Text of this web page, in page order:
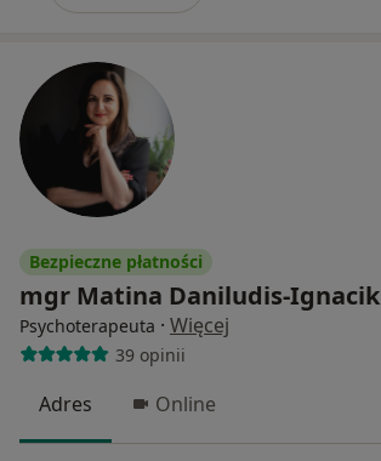
Bezpieczne płatności
mgr Matina Daniludis-Ignacik
Psychoterapeuta · Więcej
39 opinii
Adres Online